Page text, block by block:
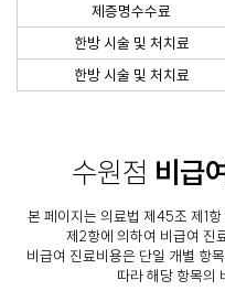
제증명수수료
한방 시술 및 처치료
한방 시술 및 처치료
수원점 비급
본 페이지는 의료법 제45조 제1
제2항에 의하여 비급여 진
비급여 진료비용은 단일 개별 항
따라 해당 항목의